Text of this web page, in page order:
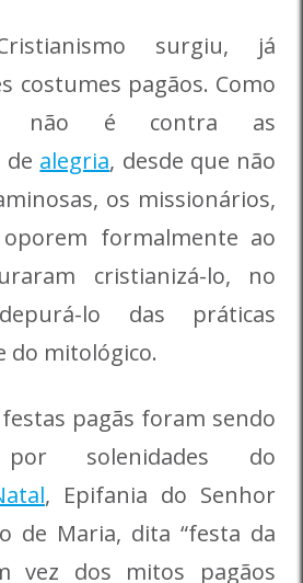
surgiu, já
costumes pagãos. Como
não é contra as
de alegria, desde que não
os missionários,
formalmente ao
cristianizá-lo, no
lo das práticas
do mitológico.
pagãs foram sendo
por solenidades do
, Epifania do Senhor
de Maria, dita “festa da
vez dos mitos pagãos